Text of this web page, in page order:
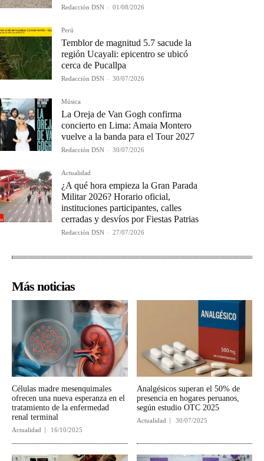
Redacción DSN - 01/08/2026
Perú
Temblor de magnitud 5.7 sacude la
región Ucayali: epicentro se ubicó
cerca de Pucallpa
Redacción DSN - 30/07/2026
Música
La Oreja de Van Gogh confirma
concierto en Lima: Amaia Montero
vuelve a la banda para el Tour 2027
Redacción DSN - 30/07/2026
Actualidad
¿A qué hora empieza la Gran Parada
Militar 2026? Horario oficial,
instituciones participantes, calles
cerradas y desvíos por Fiestas Patrias
Redacción DSN - 27/07/2026
Más noticias
Células madre mesenquimales
ofrecen una nueva esperanza en el
tratamiento de la enfermedad
renal terminal
Actualidad 16/10/2025
Analgésicos superan el 50% de
presencia en hogares peruanos,
según estudio OTC 2025
Actualidad 30/07/2025